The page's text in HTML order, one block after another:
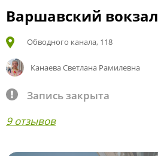
Варшавский вокзал
Обводного канала, 118
Канаева Светлана Рамилевна
Запись закрыта
9 отзывов